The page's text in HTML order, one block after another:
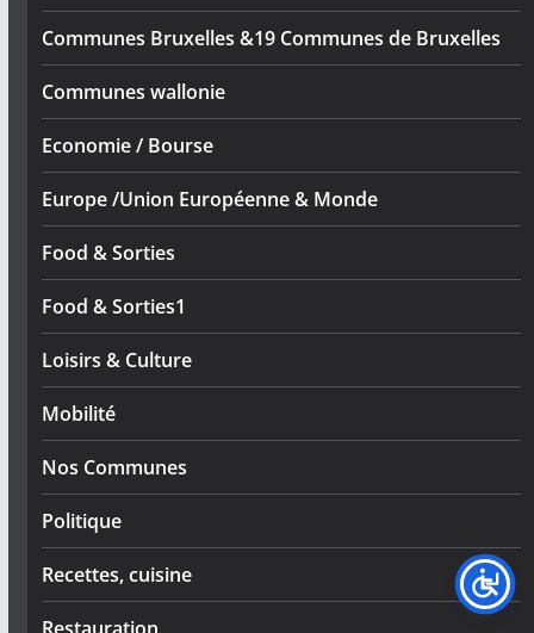
Communes Bruxelles &19 Communes de Bruxelles
Communes wallonie
Economie / Bourse
Europe /Union Européenne & Monde
Food & Sorties
Food & Sorties1
Loisirs & Culture
Mobilité
Nos Communes
Politique
Recettes, cuisine